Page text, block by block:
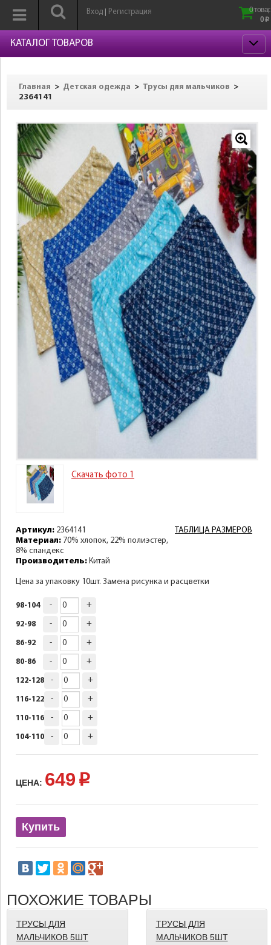
Вход Регистрация
0
0 p
КАТАЛОГ ТОВАРОВ
Главная > Детская одежда > Трусы для мальчиков
>
2364141
Скачать фото 1
ТАБЛИЦА РАЗМЕРОВ
Артикул: 2364141
Материал: 70% хлопок, 22% полиэстер,
8% спандекс
Производитель: Китай
Цена за упаковку 10шт. Замена рисунка и расцветки
98-104 - +
92-98 - +
86-92 - +
80-86 - +
122-128 - +
116-122 - +
110-116 - +
104-110 - +
ЦЕНА: 649 p
Купить
ПОХОЖИЕ ТОВАРЫ
ТРУСЫ ДЛЯ
МАЛЬЧИКОВ 5ШТ
ТРУСЫ ДЛЯ
МАЛЬЧИКОВ 5ШТ